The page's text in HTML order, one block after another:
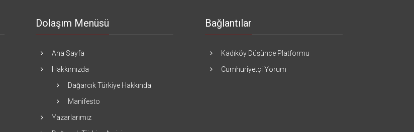
Dolaşım Menüsü
Ana Sayfa
Hakkımızda
Dağarcık Türkiye Hakkında
Manifesto
Yazarlarımız
Bağlantılar
Kadıköy Düşünce Platformu
Cumhuriyetçi Yorum